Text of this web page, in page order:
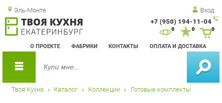
Эль-Монте Вход
+7 (950) 194-11-04
О ПРОЕКТЕ ФАБРИКИ КОНТАКТЫ ОПЛАТА И ДОСТАВКА
0 0
Твоя Кухня Каталог Коллекции Готовые комплекты